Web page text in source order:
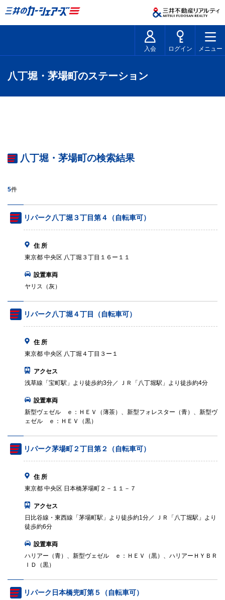
入会 ログイン メニュー
八丁堀・茅場町のステーション
八丁堀・茅場町の検索結果
5件
リパーク八丁堀３丁目第４（自転車可）
住 所
東京都 中央区 八丁堀３丁目１６ー１１
設置車両
ヤリス（灰）
リパーク八丁堀４丁目（自転車可）
住 所
東京都 中央区 八丁堀４丁目３ー１
アクセス
浅草線「宝町駅」より徒歩約3分／ ＪＲ「八丁堀駅」より徒歩約4分
設置車両
新型ヴェゼル ｅ：ＨＥＶ（薄茶）、新型フォレスター（青）、新型ヴ
ェゼル ｅ：ＨＥＶ（黒）
リパーク茅場町２丁目第２（自転車可）
住 所
東京都 中央区 日本橋茅場町２－１１－７
アクセス
日比谷線・東西線「茅場町駅」より徒歩約1分／ ＪＲ「八丁堀駅」より
徒歩約6分
設置車両
ハリアー（青）、新型ヴェゼル ｅ：ＨＥＶ（黒）、ハリアーＨＹＢＲ
ＩＤ（黒）
リパーク日本橋兜町第５（自転車可）